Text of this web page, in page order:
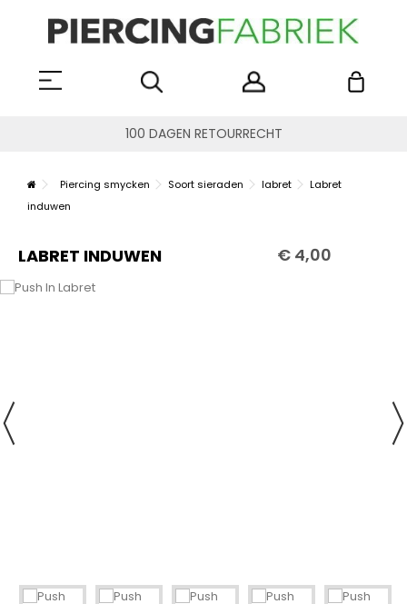
100 DAGEN RETOURRECHT
Piercing smycken Soort sieraden labret
Labret
induwen
LABRET INDUWEN € 4,00